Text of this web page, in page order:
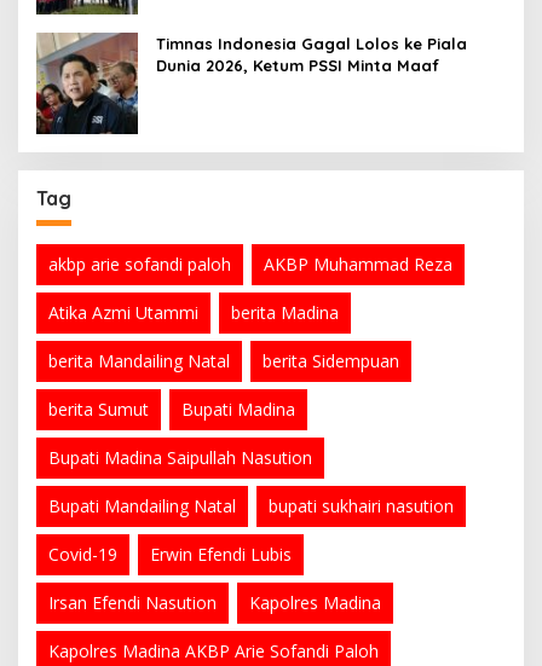
Timnas Indonesia Gagal Lolos ke Piala
Dunia 2026, Ketum PSSI Minta Maaf
Tag
akbp arie sofandi paloh AKBP Muhammad Reza
Atika Azmi Utammi berita Madina
berita Mandailing Natal berita Sidempuan
berita Sumut Bupati Madina
Bupati Madina Saipullah Nasution
Bupati Mandailing Natal bupati sukhairi nasution
Covid-19 Erwin Efendi Lubis
Irsan Efendi Nasution Kapolres Madina
Kapolres Madina AKBP Arie Sofandi Paloh